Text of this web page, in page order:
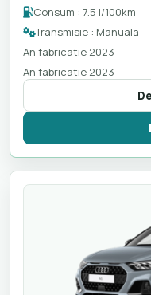
Consum : 7.5 l/100km
Transmisie : Manuala
An fabricatie 2023
An fabricatie 2023